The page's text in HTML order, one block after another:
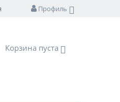
Профиль
Корзина пуста